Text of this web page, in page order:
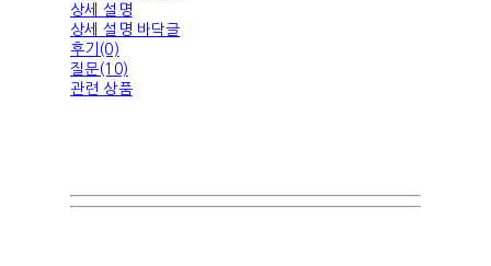
상세 설명
상세 설명 바닥글
후기(0)
질문(10)
관련 상품